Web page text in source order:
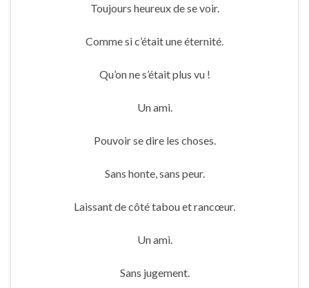
Toujours heureux de se voir.
Comme si c’était une éternité.
Qu’on ne s’était plus vu !
Un ami.
Pouvoir se dire les choses.
Sans honte, sans peur.
Laissant de côté tabou et rancœur.
Un ami.
Sans jugement.